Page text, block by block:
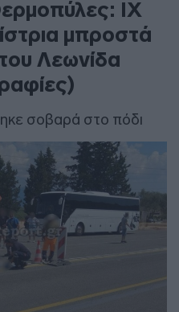
ΙΧ
μπροστά
Λεωνίδα
σοβαρά στο πόδι